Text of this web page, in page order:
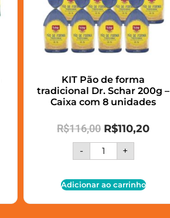
KIT Pão de forma
tradicional Dr. Schar 200g –
Caixa com 8 unidades
R$116,00 R$110,20
- +
Adicionar ao carrinho